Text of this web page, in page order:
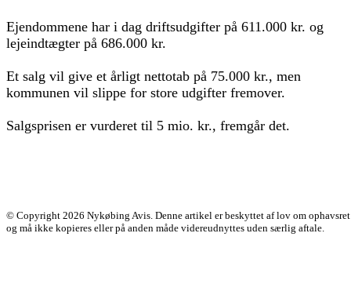
Ejendommene har i dag driftsudgifter på 611.000 kr. og
lejeindtægter på 686.000 kr.
Et salg vil give et årligt nettotab på 75.000 kr., men
kommunen vil slippe for store udgifter fremover.
Salgsprisen er vurderet til 5 mio. kr., fremgår det.
© Copyright 2026 Nykøbing Avis. Denne artikel er beskyttet af lov om ophavsret
og må ikke kopieres eller på anden måde videreudnyttes uden særlig aftale.